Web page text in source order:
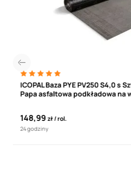
ICOPAL Baza PYE PV250 S4,0 s
Papa asfaltowa podkładowa na
148,99zł rol.
24 godziny